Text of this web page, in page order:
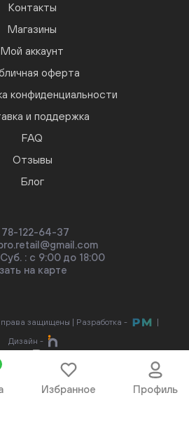
Избранное Профиль
Контакты
Магазины
Мой аккаунт
оферта
конфиденциальности
и поддержка
FAQ
Отзывы
Блог
78-122-64-37
: с 9:00 до 18:00
на карте
защищены | Разработка -
Дизайн -